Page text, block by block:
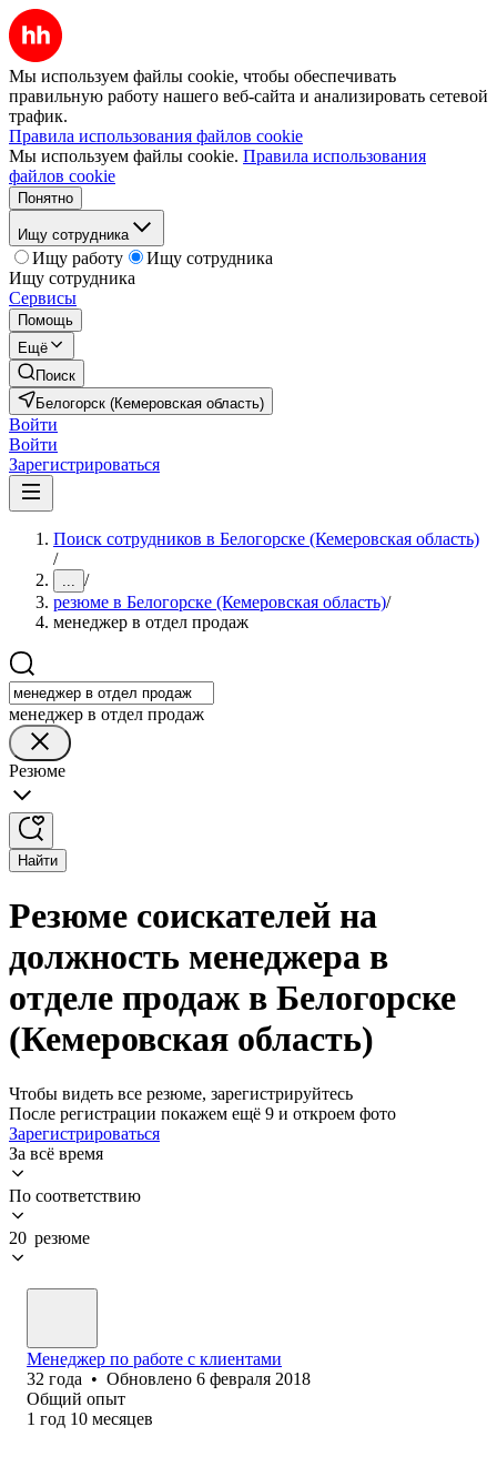
Мы используем файлы cookie, чтобы обеспечивать
правильную работу нашего веб-сайта и анализировать сетевой
трафик.
Правила использования файлов cookie
Мы используем файлы cookie. Правила использования
файлов cookie
Понятно
Ищу сотрудника
Ищу работу
Ищу сотрудника
Ищу сотрудника
Сервисы
Помощь
Ещё
Поиск
Белогорск (Кемеровская область)
Войти
Войти
Зарегистрироваться
Поиск сотрудников в Белогорске (Кемеровская область)
/
... /
резюме в Белогорске (Кемеровская область)/
менеджер в отдел продаж
менеджер в отдел продаж
Резюме
Найти
Резюме соискателей на
должность менеджера в
отделе продаж в Белогорске
(Кемеровская область)
Чтобы видеть все резюме, зарегистрируйтесь
После регистрации покажем ещё 9 и откроем фото
Зарегистрироваться
За всё время
По соответствию
20 резюме
Менеджер по работе с клиентами
32 года • Обновлено 6 февраля 2018
Общий опыт
1 год 10 месяцев